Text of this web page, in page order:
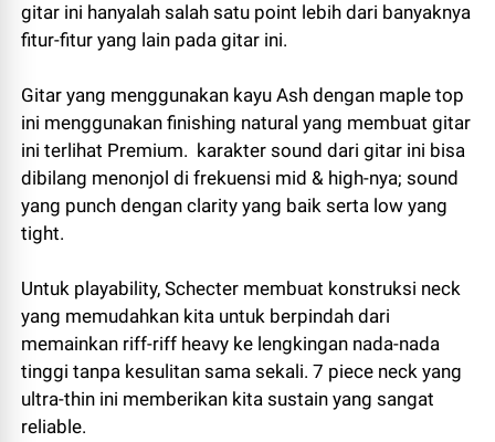
gitar ini hanyalah salah satu point lebih dari banyaknya
fitur-fitur yang lain pada gitar ini.
Gitar yang menggunakan kayu Ash dengan maple top
ini menggunakan finishing natural yang membuat gitar
ini terlihat Premium. karakter sound dari gitar ini bisa
dibilang menonjol di frekuensi mid & high-nya; sound
yang punch dengan clarity yang baik serta low yang
tight.
Untuk playability, Schecter membuat konstruksi neck
yang memudahkan kita untuk berpindah dari
memainkan riff-riff heavy ke lengkingan nada-nada
tinggi tanpa kesulitan sama sekali. 7 piece neck yang
ultra-thin ini memberikan kita sustain yang sangat
reliable.